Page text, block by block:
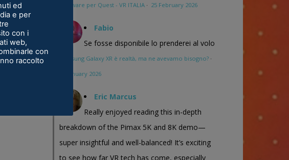
firmware per Quest - VR ITALIA · 25 February 2026
Fabio
Se fosse disponibile lo prenderei al volo
Samsung Galaxy XR è realtà, ma ne avevamo bisogno? ·
16 January 2026
Eric Marcus
Really enjoyed reading this in-depth
breakdown of the Pimax 5K and 8K demo—
super insightful and well-balanced! It’s exciting
to see how far VR tech has come, especially
ed
e per
con i
web,
con
raccolto